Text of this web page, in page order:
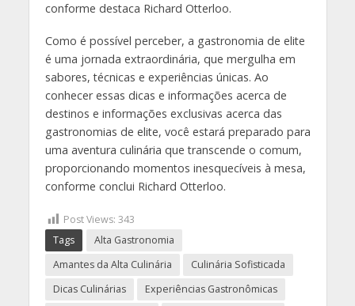
conforme destaca Richard Otterloo.
Como é possível perceber, a gastronomia de elite
é uma jornada extraordinária, que mergulha em
sabores, técnicas e experiências únicas. Ao
conhecer essas dicas e informações acerca de
destinos e informações exclusivas acerca das
gastronomias de elite, você estará preparado para
uma aventura culinária que transcende o comum,
proporcionando momentos inesquecíveis à mesa,
conforme conclui Richard Otterloo.
Post Views: 343
Tags
Alta Gastronomia
Amantes da Alta Culinária
Culinária Sofisticada
Dicas Culinárias
Experiências Gastronômicas